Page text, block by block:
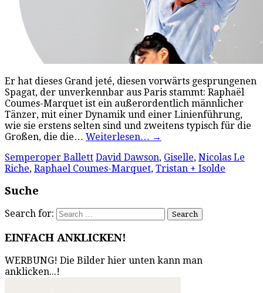
Er hat dieses Grand jeté, diesen vorwärts gesprungenen
Spagat, der unverkennbar aus Paris stammt: Raphaël
Coumes-Marquet ist ein außerordentlich männlicher
Tänzer, mit einer Dynamik und einer Linienführung,
wie sie erstens selten sind und zweitens typisch für die
Großen, die die… Weiterlesen… →
Semperoper Ballett David Dawson, Giselle, Nicolas Le
Riche, Raphael Coumes-Marquet, Tristan + Isolde
Suche
Search for:
EINFACH ANKLICKEN!
WERBUNG! Die Bilder hier unten kann man
anklicken...!